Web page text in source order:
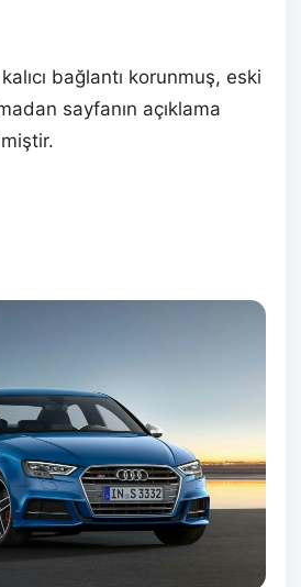
bağlantı korunmuş, eski
sayfanın açıklama